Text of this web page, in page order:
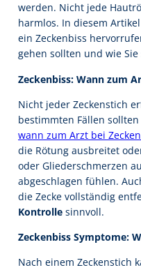
werden. Nicht jede
harmlos. In diesem
ein Zeckenbiss
gehen sollten und wie
Zeckenbiss: Wann zum
Nicht jeder Zeckenstich
bestimmten Fällen
wann zum Arzt bei
die Rötung ausbreitet
oder Gliederschmerzen
abgeschlagen fühlen.
die Zecke vollständig
Kontrolle sinnvoll.
Zeckenbiss Symptome:
Nach einem Zeckenstich